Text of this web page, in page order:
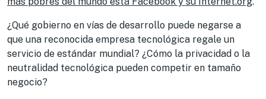
¿Qué gobierno en vías de desarrollo puede negarse a
que una reconocida empresa tecnológica regale un
servicio de estándar mundial? ¿Cómo la privacidad o la
neutralidad tecnológica pueden competir en tamaño
negocio?